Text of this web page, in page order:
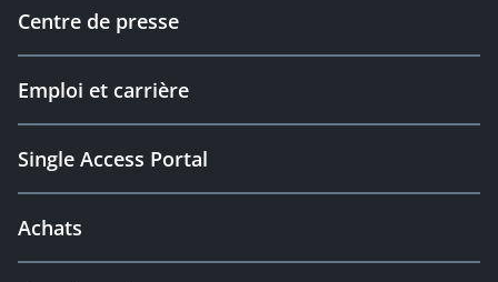
Centre de presse
Emploi et carrière
Single Access Portal
Achats